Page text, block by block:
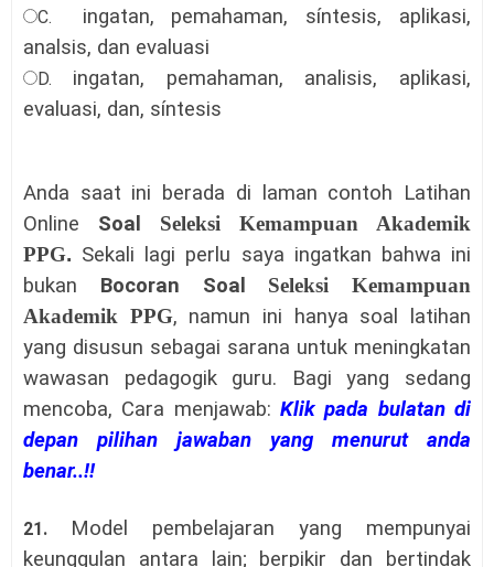
C.
ingatan, pemahaman, síntesis, aplikasi,
analsis, dan evaluasi
D. ingatan, pemahaman, analisis, aplikasi,
evaluasi, dan, síntesis
Anda saat ini berada di laman contoh Latihan
Online Soal Seleksi Kemampuan Akademik
PPG. Sekali lagi perlu saya ingatkan bahwa ini
bukan Bocoran Soal Seleksi Kemampuan
Akademik PPG, namun ini hanya soal latihan
yang disusun sebagai sarana untuk meningkatan
wawasan pedagogik guru.
Bagi yang sedang
mencoba, Cara menjawab:Klik pada bulatan di
depan pilihan jawaban yang menurut anda
benar..!!
21.
Model pembelajaran yang mempunyai
keunggulan antara lain; berpikir dan bertindak